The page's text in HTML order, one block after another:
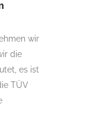
wir
die
es ist
TÜV